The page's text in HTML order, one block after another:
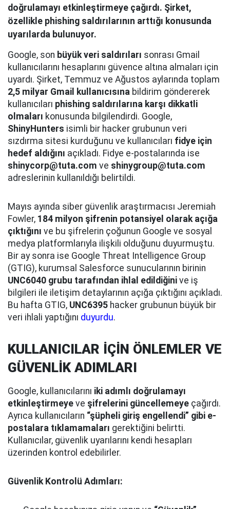
doğrulamayı etkinleştirmeye çağırdı. Şirket,
özellikle phishing saldırılarının arttığı konusunda
uyarılarda bulunuyor.
Google, son büyük veri saldırıları sonrası Gmail
kullanıcılarını hesaplarını güvence altına almaları için
uyardı. Şirket, Temmuz ve Ağustos aylarında toplam
2,5 milyar Gmail kullanıcısına bildirim göndererek
kullanıcıları phishing saldırılarına karşı dikkatli
olmaları konusunda bilgilendirdi. Google,
ShinyHunters isimli bir hacker grubunun veri
sızdırma sitesi kurduğunu ve kullanıcıları fidye için
hedef aldığını açıkladı. Fidye e-postalarında ise
shinycorp@tuta.com ve shinygroup@tuta.com
adreslerinin kullanıldığı belirtildi.
Mayıs ayında siber güvenlik araştırmacısı Jeremiah
Fowler, 184 milyon şifrenin potansiyel olarak açığa
çıktığını ve bu şifrelerin çoğunun Google ve sosyal
medya platformlarıyla ilişkili olduğunu duyurmuştu.
Bir ay sonra ise Google Threat Intelligence Group
(GTIG), kurumsal Salesforce sunucularının birinin
UNC6040 grubu tarafından ihlal edildiğini ve iş
bilgileri ile iletişim detaylarının açığa çıktığını açıkladı.
Bu hafta GTIG, UNC6395 hacker grubunun büyük bir
veri ihlali yaptığını duyurdu.
KULLANICILAR İÇİN ÖNLEMLER VE
GÜVENLİK ADIMLARI
Google, kullanıcılarını iki adımlı doğrulamayı
etkinleştirmeye ve şifrelerini güncellemeye çağırdı.
Ayrıca kullanıcıların “şüpheli giriş engellendi” gibi e-
postalara tıklamamaları gerektiğini belirtti.
Kullanıcılar, güvenlik uyarılarını kendi hesapları
üzerinden kontrol edebilirler.
Güvenlik Kontrolü Adımları: